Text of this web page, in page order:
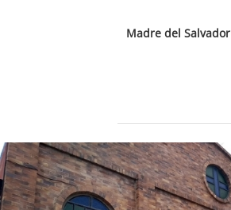
Madre del Salvador